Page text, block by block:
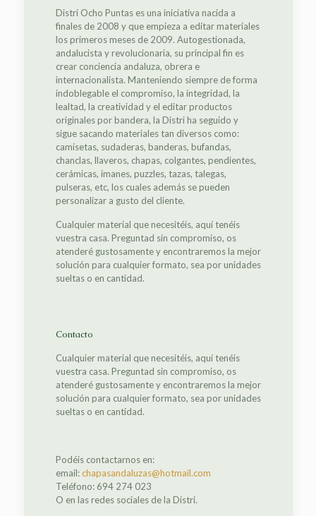
Distri Ocho Puntas es una iniciativa nacida a
finales de 2008 y que empieza a editar materiales
los primeros meses de 2009. Autogestionada,
andalucista y revolucionaria, su principal fin es
crear conciencia andaluza, obrera e
internacionalista. Manteniendo siempre de forma
indoblegable el compromiso, la integridad, la
lealtad, la creatividad y el editar productos
originales por bandera, la Distri ha seguido y
sigue sacando materiales tan diversos como:
camisetas, sudaderas, banderas, bufandas,
chanclas, llaveros, chapas, colgantes, pendientes,
cerámicas, imanes, puzzles, tazas, talegas,
pulseras, etc, los cuales además se pueden
personalizar a gusto del cliente.
Cualquier material que necesitéis, aquí tenéis
vuestra casa. Preguntad sin compromiso, os
atenderé gustosamente y encontraremos la mejor
solución para cualquier formato, sea por unidades
sueltas o en cantidad.
Contacto
Cualquier material que necesitéis, aquí tenéis
vuestra casa. Preguntad sin compromiso, os
atenderé gustosamente y encontraremos la mejor
solución para cualquier formato, sea por unidades
sueltas o en cantidad.
Podéis contactarnos en:
email:chapasandaluzas@hotmail.com
Teléfono: 694 274 023
O en las redes sociales de la Distri.